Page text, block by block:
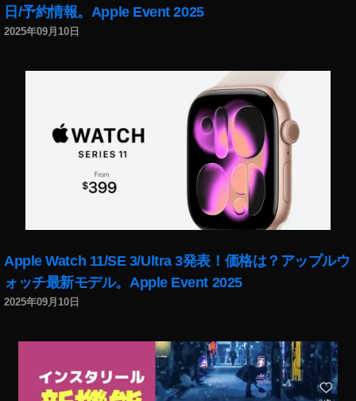
日/予約情報。Apple Event 2025
2025年09月10日
Apple Watch 11/SE 3/Ultra 3発表！価格は？アップルウ
ォッチ最新モデル。Apple Event 2025
2025年09月10日